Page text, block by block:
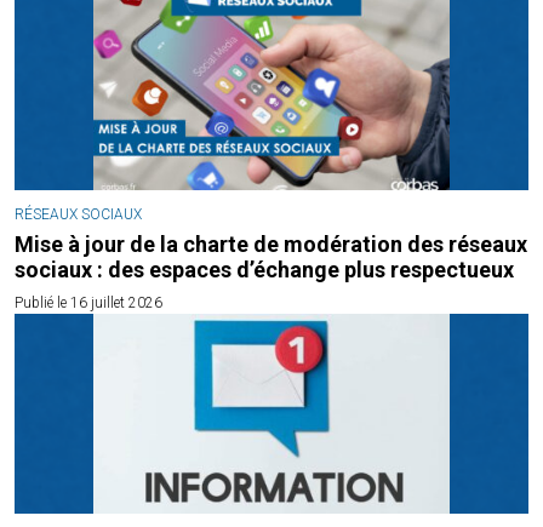
RÉSEAUX SOCIAUX
Mise à jour de la charte de modération des réseaux
sociaux : des espaces d’échange plus respectueux
Publié le 16 juillet 2026